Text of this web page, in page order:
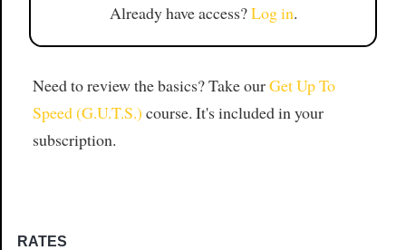
Already have access?Log in.
Need to review the basics? Take ourGet Up To
Speed (G.U.T.S.) course. It's included in your
subscription.
RATES